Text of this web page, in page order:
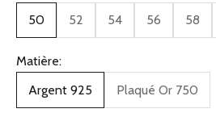
50
52 54 56 58
Matière:
Argent 925
Plaqué Or 750